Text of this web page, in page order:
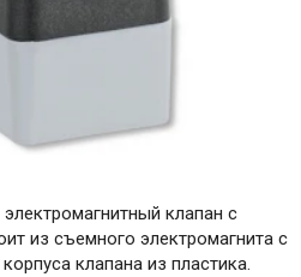
клапан с
из съемного электромагнита с
клапана из пластика.